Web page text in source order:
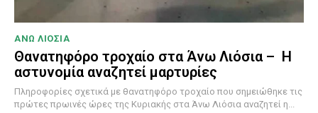
ΑΝΩ ΛΙΟΣΙΑ
Θανατηφόρο τροχαίο στα Άνω Λιόσια – Η
αστυνομία αναζητεί μαρτυρίες
Πληροφορίες σχετικά με θανατηφόρο τροχαίο που σημειώθηκε τις
πρώτες πρωινές ώρες της Κυριακής στα Άνω Λιόσια αναζητεί η...